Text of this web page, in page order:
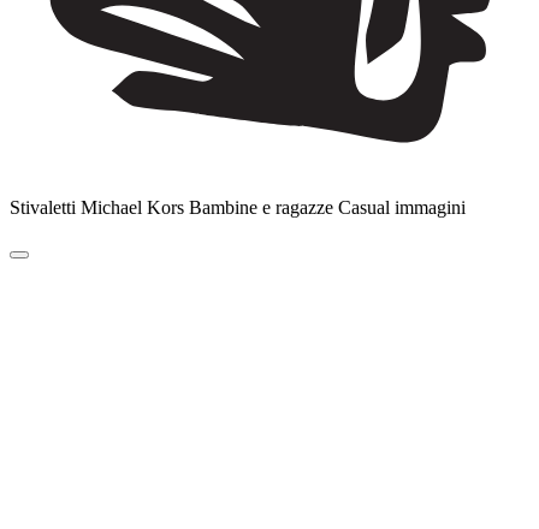
Stivaletti Michael Kors Bambine e ragazze Casual immagini